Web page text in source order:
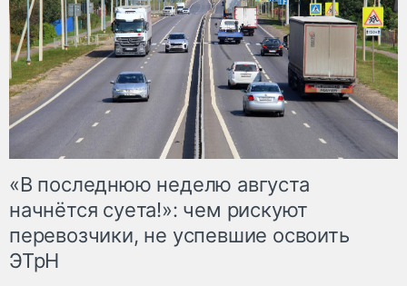
«В последнюю неделю августа
начнётся суета!»: чем рискуют
перевозчики, не успевшие освоить
ЭТрН